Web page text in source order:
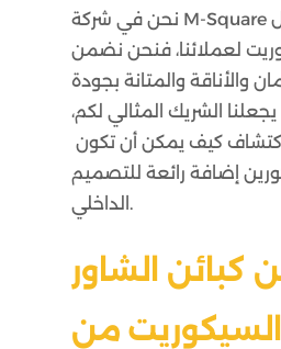
نحن في شركة M-Square نحرص على تقديم افضل
لعملائنا، فنحن نضمن
والأناقة والمتانة بجودة
الشريك المثالي لكم،
كيف يمكن أن تكون
إضافة رائعة للتصميم
الداخلي.
كبائن الشاور